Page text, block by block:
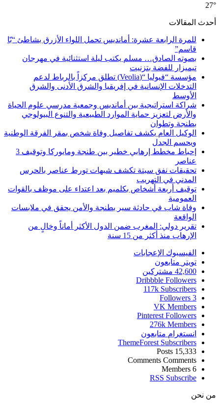
المقالات
للمرة الرابعة عشرة: أمانديس تحمل اللواء الأزرق بشاطئ “بّا
قاسم”
بصوته الصادق… مسلم يكتب ليلة استثنائية في مهرجان
تيميزار للفضة بتزنيت
مؤسسة “فيوليا “(Veolia) تطلق مركزاً بالرباط لدعم
التدخلات الإنسانية في إفريقيا والشرق الأدنى والشرق
الأوسط
شراكة استراتيجية بين أمانديس وجمعية مدرسي علوم الحياة
والأرض لتعزيز حماية الموارد الطبيعية والتنوع البيولوجي
بطنجة وتطوان
الوكيل العام يكشف تفاصيل وفاة شخص بمقر الفرقة الوطنية
ويحسم الجدل
إحباط مخطط إرهابي خطير بين طنجة ومايوركا وتوقيف 3
عناصر
تحقيقات نفق سبتة تكشف شبهات تورط عناصر بالحرس
المدني في التهريب
توقيف أربعة أشخاص بكلميم بعد اعتداء على موظف بالقوات
العمومية
وفاة شاب في حادثة سير بطنجة والأمن يحقق في ملابسات
الواقعة
تقرير دولي: المغرب ضمن الدول الأكثر أماناً وخالٍ من
الإرهاب منذ أكثر من 15 سنة
الفيسبوك الإعجابات
تويتر متابعون
42,600 مشتركين
Dribbble Followers
117k Subscribers
Followers
VK Members
Pinterest Followers
276k Members
انستغرام
متابعون
ThemeForest Subscribers
15,333
Posts
Comments Comments
Members
RSS Subscribe
نحن